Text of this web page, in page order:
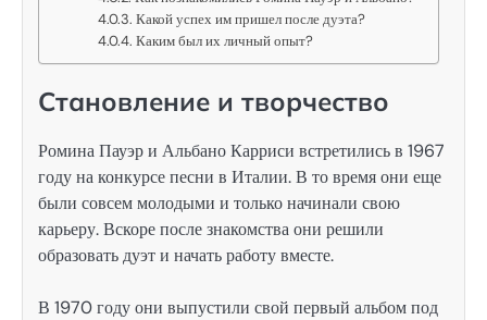
Какой успех им пришел после дуэта?
Каким был их личный опыт?
Становление и творчество
Ромина Пауэр и Альбано Карриси встретились в 1967
году на конкурсе песни в Италии. В то время они еще
были совсем молодыми и только начинали свою
карьеру. Вскоре после знакомства они решили
образовать дуэт и начать работу вместе.
В 1970 году они выпустили свой первый альбом под